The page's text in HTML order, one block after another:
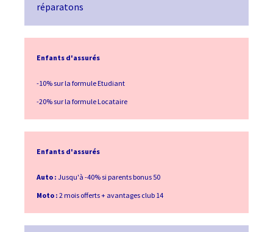
réparatons
Enfants d'assurés
-10% sur la formule Etudiant
-20% sur la formule Locataire
Enfants d'assurés
Auto : Jusqu'à -40% si parents bonus 50
Moto : 2 mois offerts + avantages club 14